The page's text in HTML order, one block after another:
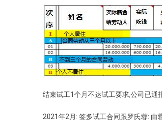
结束试工1个月不达试工要求,公司已通
2021年2月: 签多试工合同跟罗氏蓉: 由